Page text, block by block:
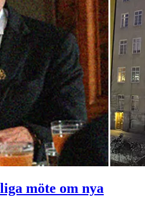
möte om nya